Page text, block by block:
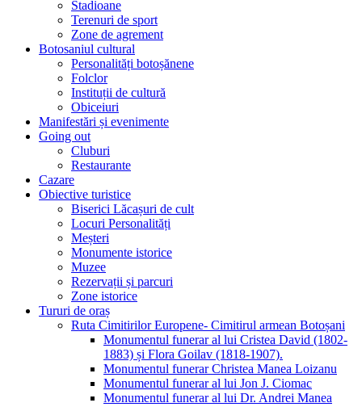
Stadioane
Terenuri de sport
Zone de agrement
Botosaniul cultural
Personalități botoșănene
Folclor
Instituții de cultură
Obiceiuri
Manifestări și evenimente
Going out
Cluburi
Restaurante
Cazare
Obiective turistice
Biserici Lăcașuri de cult
Locuri Personalități
Meșteri
Monumente istorice
Muzee
Rezervații și parcuri
Zone istorice
Tururi de oraș
Ruta Cimitirilor Europene- Cimitirul armean Botoșani
Monumentul funerar al lui Cristea David (1802-
1883) și Flora Goilav (1818-1907).
Monumentul funerar Christea Manea Loizanu
Monumentul funerar al lui Jon J. Ciomac
Monumentul funerar al lui Dr. Andrei Manea